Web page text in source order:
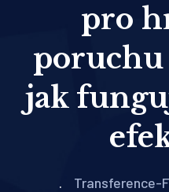
pro
poruchu
jak
Transference-